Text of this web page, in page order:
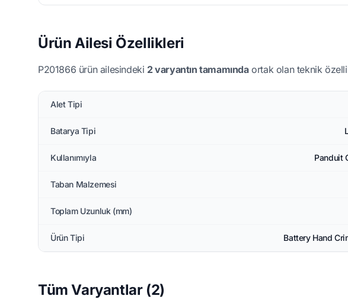
Ürün Ailesi Özellikleri
P201866 ürün ailesindeki 2 varyantın tamamındaortak olan teknik
Alet Tipi
Batarya Tipi
Kullanımıyla Panduit
Taban Malzemesi
Toplam Uzunluk (mm)
Ürün Tipi Battery Hand
Tüm Varyantlar (2)